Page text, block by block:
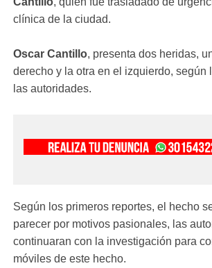
clínica de la ciudad.
Oscar Cantillo, presenta dos heridas,
derecho y la otra en el izquierdo, según
las autoridades.
Según los primeros reportes, el hecho
parecer por motivos pasionales, las
continuaran con la investigación para
móviles de este hecho.